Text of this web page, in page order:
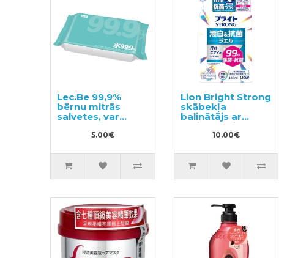
Lec.Be 99,9%
bērnu mitrās
salvetes, var
podā 60gab
5.00€
Lion Bright Strong
skābekļa
balinātājs ar
antibakteriālu
iedarbību,
10.00€